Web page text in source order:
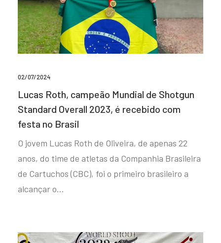
02/07/2024
Lucas Roth, campeão Mundial de Shotgun
Standard Overall 2023, é recebido com
festa no Brasil
O jovem Lucas Roth de Oliveira, de apenas 22
anos, do time de atletas da Companhia Brasileira
de Cartuchos (CBC), foi o primeiro brasileiro a
alcançar o…